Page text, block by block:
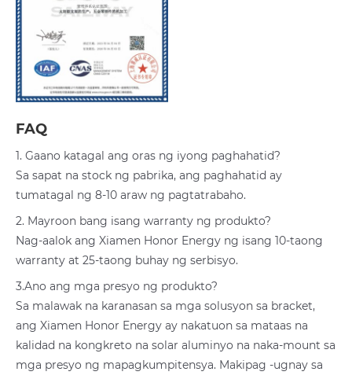
FAQ
1. Gaano katagal ang oras ng iyong paghahatid?
Sa sapat na stock ng pabrika, ang paghahatid ay
tumatagal ng 8-10 araw ng pagtatrabaho.
2. Mayroon bang isang warranty ng produkto?
Nag-aalok ang Xiamen Honor Energy ng isang 10-taong
warranty at 25-taong buhay ng serbisyo.
3.Ano ang mga presyo ng produkto?
Sa malawak na karanasan sa mga solusyon sa bracket,
ang Xiamen Honor Energy ay nakatuon sa mataas na
kalidad na kongkreto na solar aluminyo na naka-mount sa
mga presyo ng mapagkumpitensya. Makipag -ugnay sa